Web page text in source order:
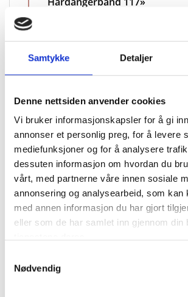
Samtykke Detaljer
Denne nettsiden anvender cookies
Vi bruker informasjonskapsler for å gi
annonser et personlig preg, for å levere
mediefunksjoner og for å analysere
dessuten informasjon om hvordan du
vårt, med partnerne våre innen sosiale
annonsering og analysearbeid, som kan
med annen informasjon du har gjort
eller som de har samlet inn gjennom din
Nødvendig
Omtalen din
Navn
E-post